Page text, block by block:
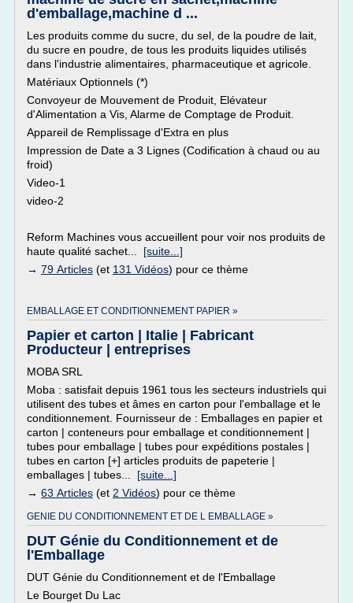
d'emballage,machine d ...
Les produits comme du sucre, du sel, de la poudre de lait,
du sucre en poudre, de tous les produits liquides utilisés
dans l'industrie alimentaires, pharmaceutique et agricole.
Matériaux Optionnels (*)
Convoyeur de Mouvement de Produit, Elévateur
d'Alimentation a Vis, Alarme de Comptage de Produit.
Appareil de Remplissage d'Extra en plus
Impression de Date a 3 Lignes (Codification à chaud ou au
froid)
Video-1
video-2
Reform Machines vous accueillent pour voir nos produits de
haute qualité sachet... [suite...]
→ 79 Articles (et 131 Vidéos) pour ce thème
EMBALLAGE ET CONDITIONNEMENT PAPIER »
Papier et carton | Italie | Fabricant
Producteur | entreprises
MOBA SRL
Moba : satisfait depuis 1961 tous les secteurs industriels qui
utilisent des tubes et âmes en carton pour l'emballage et le
conditionnement. Fournisseur de : Emballages en papier et
carton | conteneurs pour emballage et conditionnement |
tubes pour emballage | tubes pour expéditions postales |
tubes en carton [+] articles produits de papeterie |
emballages | tubes... [suite...]
→ 63 Articles (et 2 Vidéos) pour ce thème
GENIE DU CONDITIONNEMENT ET DE L EMBALLAGE »
DUT Génie du Conditionnement et de
l'Emballage
DUT Génie du Conditionnement et de l'Emballage
Le Bourget Du Lac